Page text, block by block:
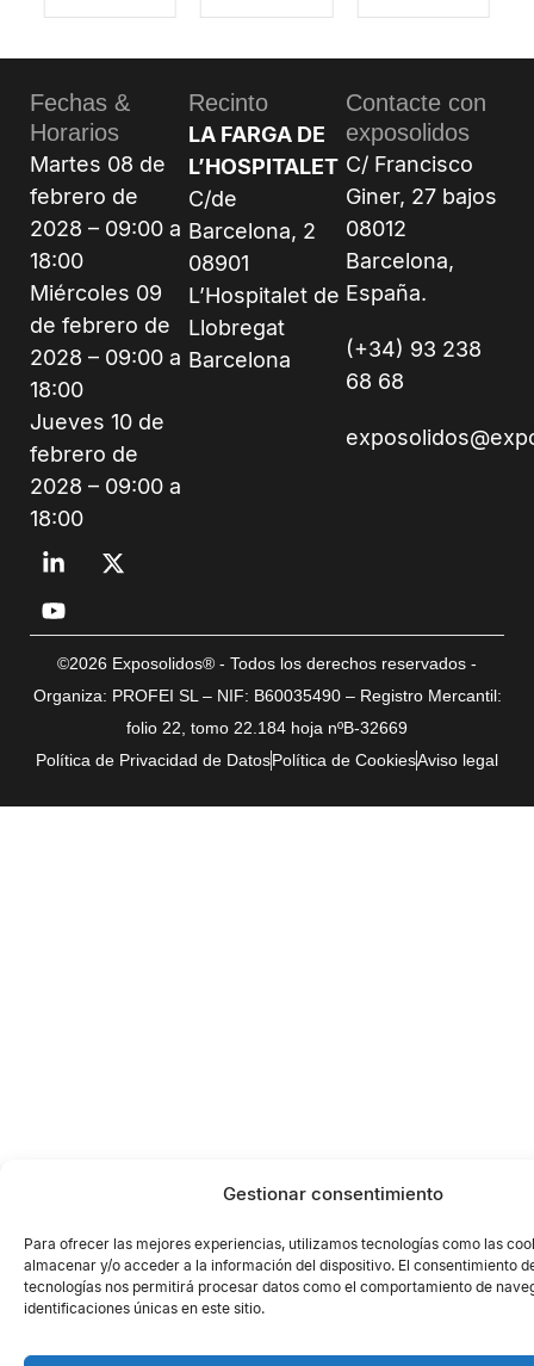
Gestionar consentimiento
Para ofrecer las mejores experiencias, utilizamos tecnologías como las
almacenar y/o acceder a la información del dispositivo. El consentimiento
tecnologías nos permitirá procesar datos como el comportamiento de
identificaciones únicas en este sitio.
Fechas &
Horarios
Martes 08 de
febrero de
2028 – 09:00 a
18:00
Miércoles 09
de febrero de
2028 – 09:00 a
18:00
Jueves 10 de
febrero de
2028 – 09:00 a
18:00
Recinto
LA FARGA DE
L’HOSPITALET
C/de
Barcelona, 2
08901
L’Hospitalet de
Llobregat
Barcelona
Contacte con
exposolidos
C/ Francisco
Giner, 27 bajos
08012
Barcelona,
España.
(+34) 93 238
68 68
©2026 Exposolidos® - Todos los derechos reservados -
Organiza: PROFEI SL – NIF: B60035490 – Registro Mercantil:
folio 22, tomo 22.184 hoja nºB-32669
Política de Privacidad de DatosPolítica de CookiesAviso legal